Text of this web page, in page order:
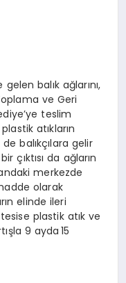
balık ağlarını,
ve Geri
teslim
atıkların
balıkçılara gelir
çıktısı da ağların
merkezde
olarak
elinde ileri
plastik atık ve
9 ayda 15